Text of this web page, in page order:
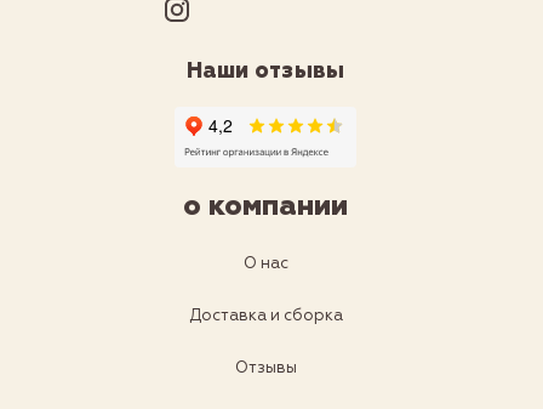
Наши отзывы
о компании
О нас
Доставка и сборка
Отзывы